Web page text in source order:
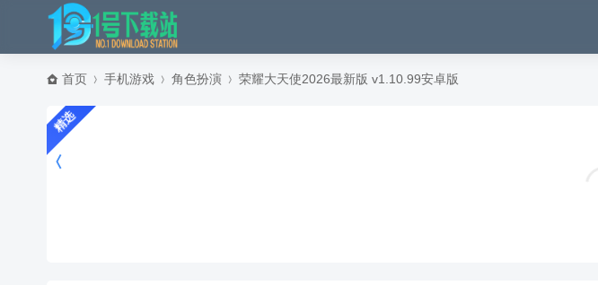
首页 手机游戏 角色扮演 荣耀大天使2026最新版 v1.10.99安卓版
精选